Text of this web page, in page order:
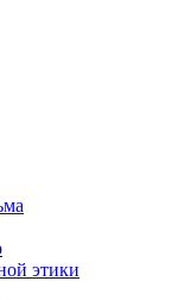
этики